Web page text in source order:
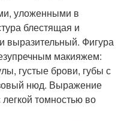
уложенными в
блестящая и
выразительный. Фигура
макияжем:
густые брови, губы с
нюд. Выражение
томностью во